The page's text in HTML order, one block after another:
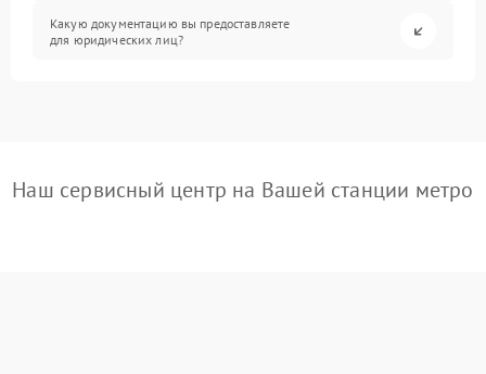
Какую документацию вы предоставляете
для юридических лиц?
Наш сервисный центр на Вашей станции метро